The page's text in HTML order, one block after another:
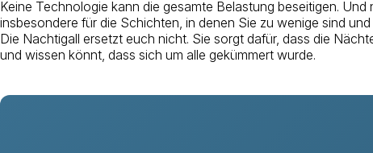
Keine Technologie kann die gesamte Belastung beseitigen.
insbesondere für die Schichten, in denen Sie zu wenige sind
Die Nachtigall ersetzt euch nicht. Sie sorgt dafür, dass die
und wissen könnt, dass sich um alle gekümmert wurde.